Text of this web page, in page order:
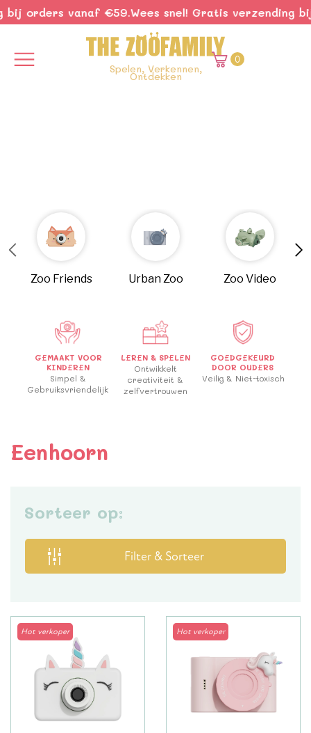
orders vanaf €59.Wees snel! Gratis verzending
Spelen, Verkennen,
Ontdekken
0
Zoo Friends Urban Zoo Zoo Video
GEMAAKT VOOR
KINDEREN
Simpel &
Gebruiksvriendelijk
LEREN & SPELEN
Ontwikkelt
creativiteit &
zelfvertrouwen
GOEDGEKEURD
DOOR OUDERS
Veilig & Niet-toxisch
Eenhoorn
Sorteer op:
Filter & Sorteer
Hot verkoper Hot verkoper